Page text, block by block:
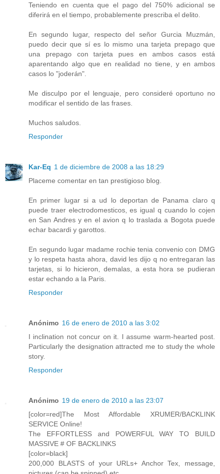
Teniendo en cuenta que el pago del 750% adicional se
diferirá en el tiempo, probablemente prescriba el delito.
En segundo lugar, respecto del señor Gurcia Muzmán,
puedo decir que sí es lo mismo una tarjeta prepago que
una prepago con tarjeta pues en ambos casos está
aparentando algo que en realidad no tiene, y en ambos
casos lo "joderán".
Me disculpo por el lenguaje, pero consideré oportuno no
modificar el sentido de las frases.
Muchos saludos.
Responder
Kar-Eq 1 de diciembre de 2008 a las 18:29
Placeme comentar en tan prestigioso blog.
En primer lugar si a ud lo deportan de Panama claro q
puede traer electrodomesticos, es igual q cuando lo cojen
en San Andres y en el avion q lo traslada a Bogota puede
echar bacardi y garottos.
En segundo lugar madame rochie tenia convenio con DMG
y lo respeta hasta ahora, david les dijo q no entregaran las
tarjetas, si lo hicieron, demalas, a esta hora se pudieran
estar echando a la Paris.
Responder
Anónimo 16 de enero de 2010 a las 3:02
I inclination not concur on it. I assume warm-hearted post.
Particularly the designation attracted me to study the whole
story.
Responder
Anónimo 19 de enero de 2010 a las 23:07
[color=red]The Most Affordable XRUMER/BACKLINK
SERVICE Online!
The EFFORTLESS and POWERFUL WAY TO BUILD
MASSIVE # OF BACKLINKS
[color=black]
200,000 BLASTS of your URLs+ Anchor Tex, message,